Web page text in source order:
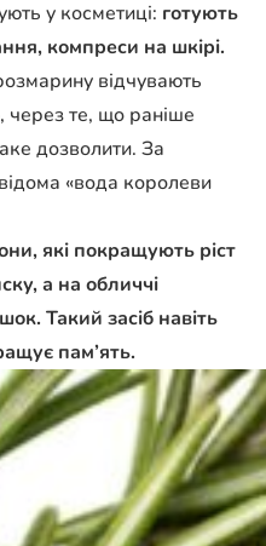
у косметиці: готують
компреси на шкірі.
відчувають
те, що раніше
дозволити. За
«вода королеви
які покращують ріст
а на обличчі
Такий засіб навіть
пам’ять.